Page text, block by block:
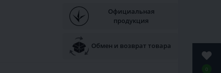
0
Официальная
продукция
Обмен и возврат товара